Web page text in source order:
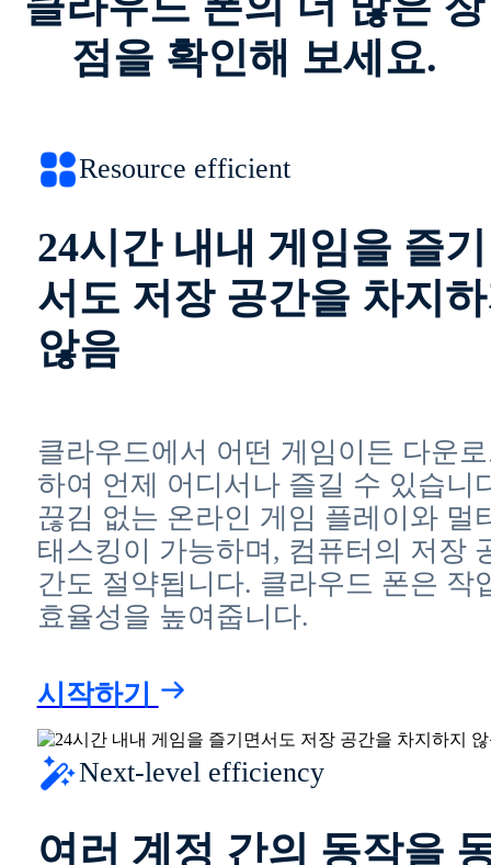
점을 확인해 보세요.
Resource efficient
24시간 내내 게임을 즐
서도 저장 공간을 차지
않음
클라우드에서 어떤 게임이든 다운
하여 언제 어디서나 즐길 수 있습니
끊김 없는 온라인 게임 플레이와 멀
태스킹이 가능하며, 컴퓨터의 저장
간도 절약됩니다. 클라우드 폰은 작
효율성을 높여줍니다.
시작하기
Next-level efficiency
여러 계정 간의 동작을